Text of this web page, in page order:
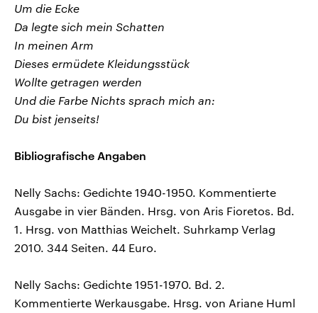
Um die Ecke
Da legte sich mein Schatten
In meinen Arm
Dieses ermüdete Kleidungsstück
Wollte getragen werden
Und die Farbe Nichts sprach mich an:
Du bist jenseits!
Bibliografische Angaben
Nelly Sachs: Gedichte 1940-1950. Kommentierte
Ausgabe in vier Bänden. Hrsg. von Aris Fioretos. Bd.
1. Hrsg. von Matthias Weichelt. Suhrkamp Verlag
2010. 344 Seiten. 44 Euro.
Nelly Sachs: Gedichte 1951-1970. Bd. 2.
Kommentierte Werkausgabe. Hrsg. von Ariane Huml